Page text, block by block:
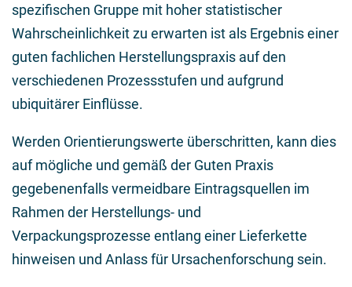
spezifischen Gruppe mit hoher statistischer
Wahrscheinlichkeit zu erwarten ist als Ergebnis einer
guten fachlichen Herstellungspraxis auf den
verschiedenen Prozessstufen und aufgrund
ubiquitärer Einflüsse.
Werden Orientierungswerte überschritten, kann dies
auf mögliche und gemäß der Guten Praxis
gegebenenfalls vermeidbare Eintragsquellen im
Rahmen der Herstellungs- und
Verpackungsprozesse entlang einer Lieferkette
hinweisen und Anlass für Ursachenforschung sein.